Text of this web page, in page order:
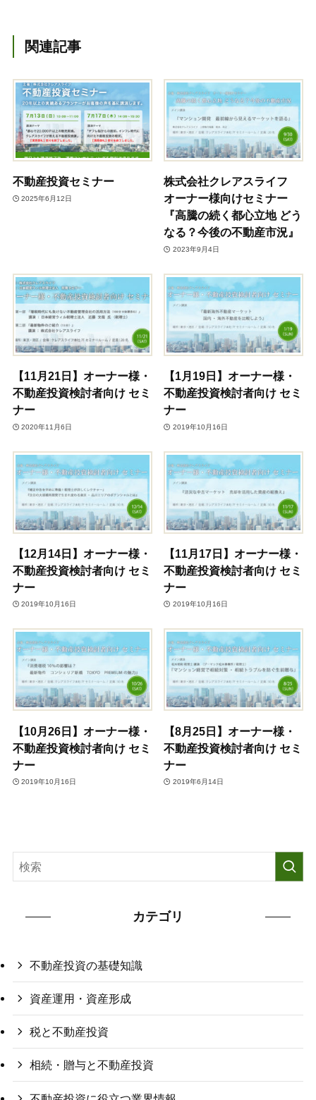
関連記事
不動産投資セミナー
2025年6月12日
株式会社クレアスライフ
オーナー様向けセミナー
『高騰の続く都心立地 どう
なる？今後の不動産市況』
2023年9月4日
【11月21日】オーナー様・
不動産投資検討者向け セミ
ナー
2020年11月6日
【1月19日】オーナー様・
不動産投資検討者向け セミ
ナー
2019年10月16日
【12月14日】オーナー様・
不動産投資検討者向け セミ
ナー
2019年10月16日
【11月17日】オーナー様・
不動産投資検討者向け セミ
ナー
2019年10月16日
【10月26日】オーナー様・
不動産投資検討者向け セミ
ナー
2019年10月16日
【8月25日】オーナー様・
不動産投資検討者向け セミ
ナー
2019年6月14日
カテゴリ
不動産投資の基礎知識
資産運用・資産形成
税と不動産投資
相続・贈与と不動産投資